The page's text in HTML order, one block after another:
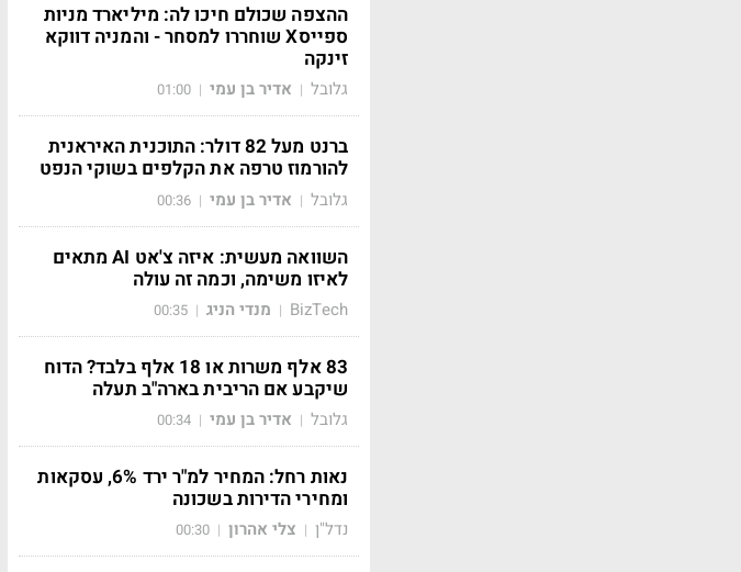
ההצפה שכולם חיכו לה: מיליארד מניות
ספייסX שוחררו למסחר - והמניה דווקא
זינקה
גלובל | אדיר בן עמי |
01:00
ברנט מעל 82 דולר: התוכנית האיראנית
להורמוז טרפה את הקלפים בשוקי הנפט
גלובל | אדיר בן עמי |
00:36
השוואה מעשית: איזה צ'אט AI מתאים
לאיזו משימה, וכמה זה עולה
BizTech
| מנדי הניג |
00:35
83 אלף משרות או 18 אלף בלבד? הדוח
שיקבע אם הריבית בארה"ב תעלה
גלובל | אדיר בן עמי |
00:34
נאות רחל: המחיר למ"ר ירד 6%, עסקאות
ומחירי הדירות בשכונה
נדל"ן | צלי אהרון |
00:30